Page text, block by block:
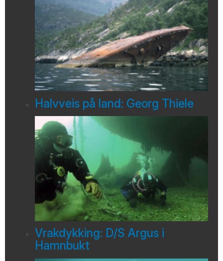
Halvveis på land: Georg Thiele
Vrakdykking: D/S Argus i
Hamnbukt